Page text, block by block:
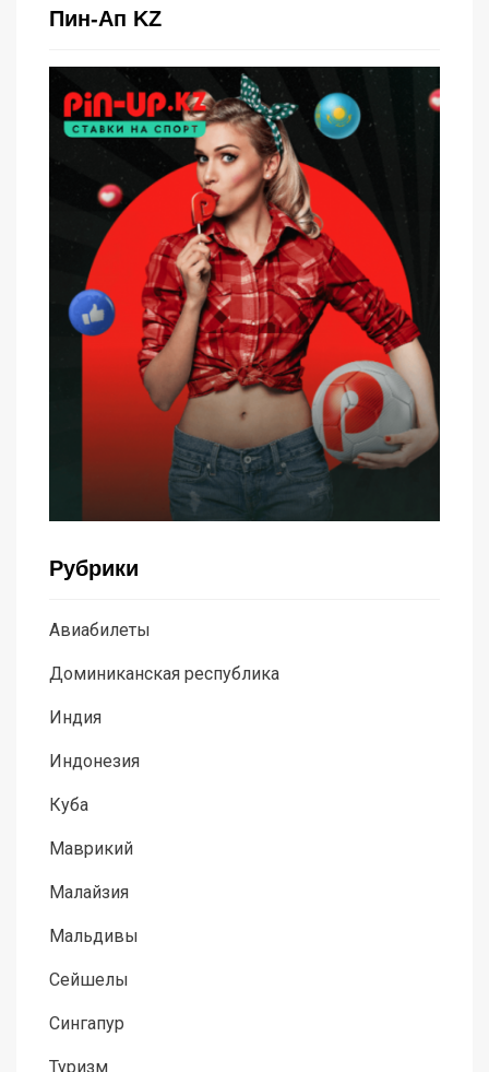
Пин-Ап KZ
Рубрики
Авиабилеты
Доминиканская республика
Индия
Индонезия
Куба
Маврикий
Малайзия
Мальдивы
Сейшелы
Сингапур
Туризм